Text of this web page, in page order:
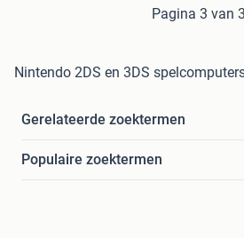
Pagina 3 van 3
Nintendo 2DS en 3DS
Gerelateerde zoektermen
Populaire zoektermen